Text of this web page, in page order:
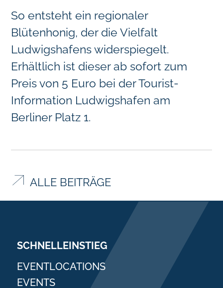
So entsteht ein regionaler
Blütenhonig, der die Vielfalt
Ludwigshafens widerspiegelt.
Erhältlich ist dieser ab sofort zum
Preis von 5 Euro bei der Tourist-
Information Ludwigshafen am
Berliner Platz 1.
ALLE BEITRÄGE
SCHNELLEINSTIEG
EVENTLOCATIONS
EVENTS